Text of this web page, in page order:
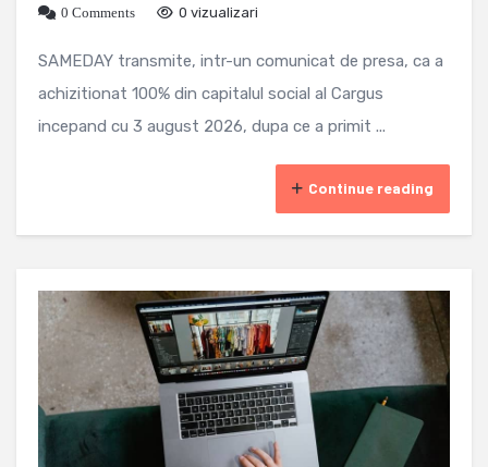
0 Comments
0 vizualizari
SAMEDAY transmite, intr-un comunicat de presa, ca a
achizitionat 100% din capitalul social al Cargus
incepand cu 3 august 2026, dupa ce a primit ...
Continue reading